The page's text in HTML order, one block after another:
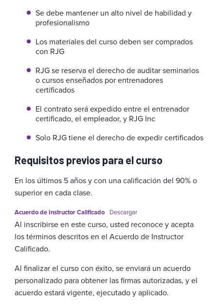
Se debe mantener un alto nivel de habilidad y
profesionalismo
Los materiales del curso deben ser comprados
con RJG
RJG se reserva el derecho de auditar seminarios
o cursos enseñados por entrenadores
certificados
El contrato será expedido entre el entrenador
certificado, el empleador, y RJG Inc
Solo RJG tiene el derecho de expedir certificados
Requisitos previos para el curso
En los últimos 5 años y con una calificación del 90% o
superior en cada clase.
Acuerdo de Instructor Calificado Descargar
Al inscribirse en este curso, usted reconoce y acepta
los términos descritos en el Acuerdo de Instructor
Calificado.
Al finalizar el curso con éxito, se enviará un acuerdo
personalizado para obtener las firmas autorizadas, y el
acuerdo estará vigente, ejecutado y aplicado.